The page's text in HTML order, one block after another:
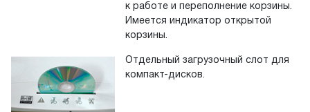
к работе и переполнение корзины.
Имеется индикатор открытой
корзины.
Отдельный загрузочный слот для
компакт-дисков.